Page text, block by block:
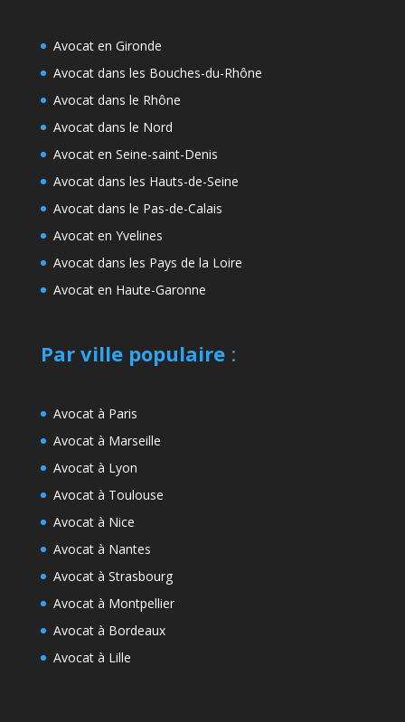
Avocat en Gironde
Avocat dans les Bouches-du-Rhône
Avocat dans le Rhône
Avocat dans le Nord
Avocat en Seine-saint-Denis
Avocat dans les Hauts-de-Seine
Avocat dans le Pas-de-Calais
Avocat en Yvelines
Avocat dans les Pays de la Loire
Avocat en Haute-Garonne
Par ville populaire:
Avocat à Paris
Avocat à Marseille
Avocat à Lyon
Avocat à Toulouse
Avocat à Nice
Avocat à Nantes
Avocat à Strasbourg
Avocat à Montpellier
Avocat à Bordeaux
Avocat à Lille